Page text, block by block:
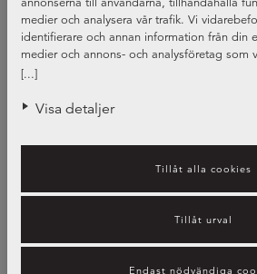
[...]
medier och analysera vår trafik. Vi
identifierare och annan information från din
medier och annons- och analysföretag som
Dessa kan i sin tur kombinera informationen
använt deras tjänster.
Visa detaljer
Tillåt alla cookies
Tillåt urval
Endast nödvändiga